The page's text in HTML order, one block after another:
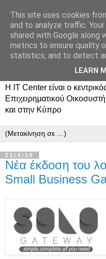
Η ΙΤ Center είναι ο
Επιχειρηματικού
και στην Κύπρο
21/4/10
Νέα έκδοση του
Small Business
This site uses cookies
and to analyze traffic.
shared with Google along
metrics to ensure quality
statistics, and to detect
LEARN